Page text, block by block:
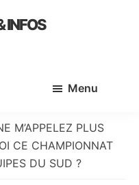
INFOS
Menu
M’APPELEZ PLUS
CE CHAMPIONNAT
DU SUD ?